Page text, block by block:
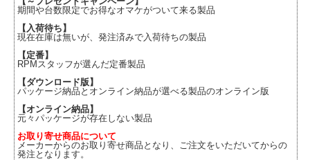
期間や台数限定でお得なオマケがついて来る製品
【入荷待ち】
現在在庫は無いが、発注済みで入荷待ちの製品
【定番】
RPMスタッフが選んだ定番製品
【ダウンロード版】
パッケージ納品とオンライン納品が選べる製品のオンライン版
【オンライン納品】
元々パッケージが存在しない製品
お取り寄せ商品について
メーカーからのお取り寄せ商品となり、ご注文をいただいてからの
発注となります。